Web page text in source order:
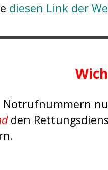
diesen Link der
Notrufnummern
den